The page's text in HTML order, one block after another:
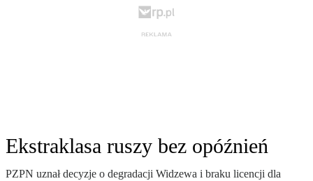
Ekstraklasa ruszy bez opóźnień
PZPN uznał decyzje o degradacji Widzewa i braku licencji dla